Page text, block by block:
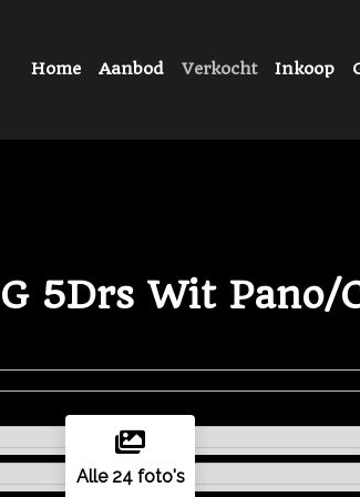
Home Aanbod Verkocht Inkoop
5Drs Wit
Alle 24 foto's